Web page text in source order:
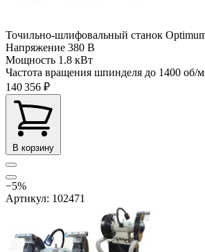
Точильно-шлифовальный станок
Напряжение 380 В
Мощность 1.8 кВт
Частота вращения шпинделя до 1400 об/
140 356 ₽
В корзину
−5%
Артикул: 102471